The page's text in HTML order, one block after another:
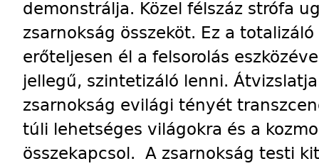
demonstrálja. Közel félszáz strófa
zsarnokság összeköt. Ez a
erőteljesen él a felsorolás
jellegű, szintetizáló lenni.
zsarnokság evilági tényét
túli lehetséges világokra és a
összekapcsol. A zsarnokság testi